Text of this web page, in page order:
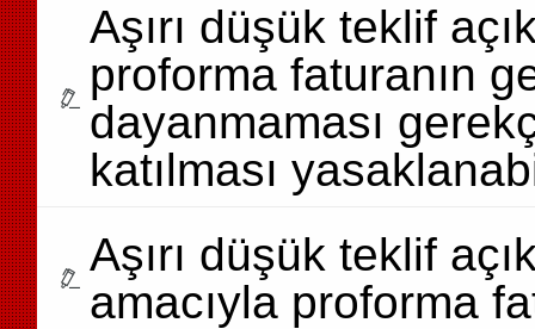
Aşırı düşük teklif
proforma faturanın
dayanmaması
katılması
Aşırı düşük teklif
amacıyla proforma